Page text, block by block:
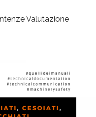
Valutazione